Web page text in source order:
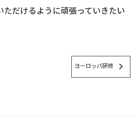
ただけるように頑張っていきたい
ヨーロッパ研修 keyboard_arrow_right